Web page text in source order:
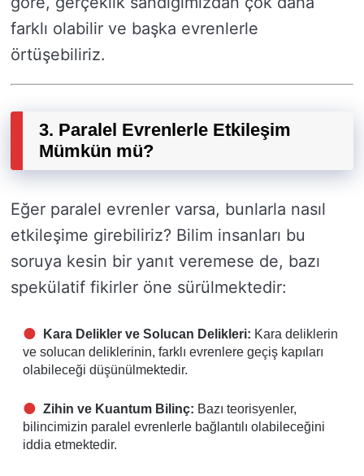
farklı olabilir ve başka evrenlerle
örtüşebiliriz.
3. Paralel Evrenlerle Etkileşim
Mümkün mü?
Eğer paralel evrenler varsa, bunlarla nasıl
etkileşime girebiliriz? Bilim insanları bu
soruya kesin bir yanıt veremese de, bazı
spekülatif fikirler öne sürülmektedir:
Kara Delikler ve Solucan Delikleri: Kara deliklerin
ve solucan deliklerinin, farklı evrenlere geçiş kapıları
olabileceği düşünülmektedir.
Zihin ve Kuantum Bilinç: Bazı teorisyenler,
bilincimizin paralel evrenlerle bağlantılı olabileceğini
iddia etmektedir.